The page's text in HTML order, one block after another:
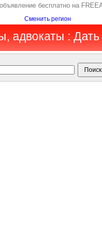
бесплатно на
Сменить регион
адвокаты :